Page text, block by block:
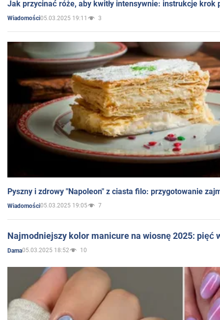
Jak przycinać róże, aby kwitły intensywnie: instrukcje krok
Wiadomości05.03.2025 19:11 3
Pyszny i zdrowy "Napoleon" z ciasta filo: przygotowanie
Wiadomości05.03.2025 19:05 7
Najmodniejszy kolor manicure na wiosnę 2025: pięć
Dama05.03.2025 18:52 10